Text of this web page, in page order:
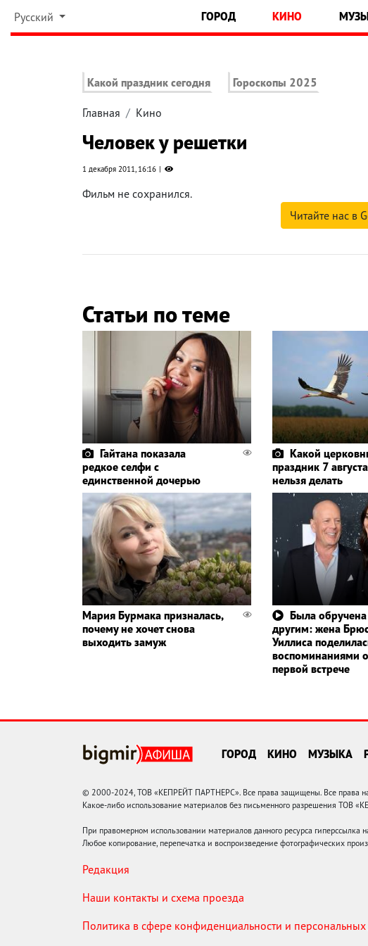
Русский ГОРОД КИНО
Какой праздник сегодня Гороскопы 2025
Главная Кино
Человек у решетки
1 декабря 2011, 16:16
Фильм не сохранился.
Читайте нас в
Статьи по теме
Гайтана показала
редкое селфи с
единственной дочерью
Какой
праздник 7
нельзя делать
Мария Бурмака призналась,
почему не хочет снова
выходить замуж
Была обручена
другим: жена
Уиллиса
воспоминаниями
первой встрече
ГОРОД КИНО МУЗЫКА
© 2000-2024, ТОВ «КЕПРЕЙТ ПАРТНЕРС». Все права защищены. Все права
Какое-либо использование материалов без письменного разрешения ТОВ
При правомерном использовании материалов данного ресурса гиперссылка
Любое копирование, перепечатка и воспроизведение фотографических
Редакция
Наши контакты и схема проезда
Политика в сфере конфиденциальности и